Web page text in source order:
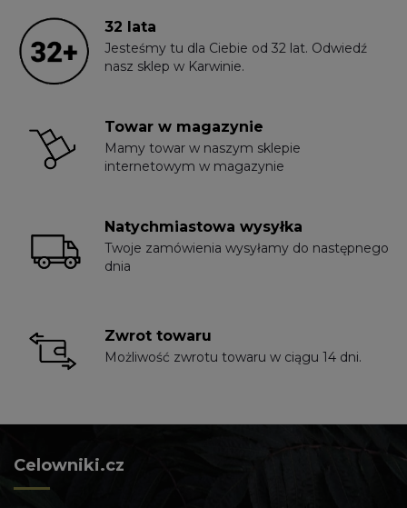
32 lata
Jesteśmy tu dla Ciebie od 32 lat. Odwiedź
nasz sklep w Karwinie.
Towar w magazynie
Mamy towar w naszym sklepie
internetowym w magazynie
Natychmiastowa wysyłka
Twoje zamówienia wysyłamy do następnego
dnia
Zwrot towaru
Możliwość zwrotu towaru w ciągu 14 dni.
Celowniki.cz